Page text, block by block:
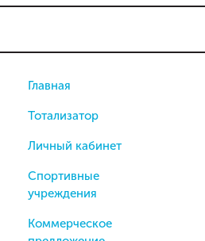
Главная
Тотализатор
Личный кабинет
Спортивные
учреждения
Коммерческое